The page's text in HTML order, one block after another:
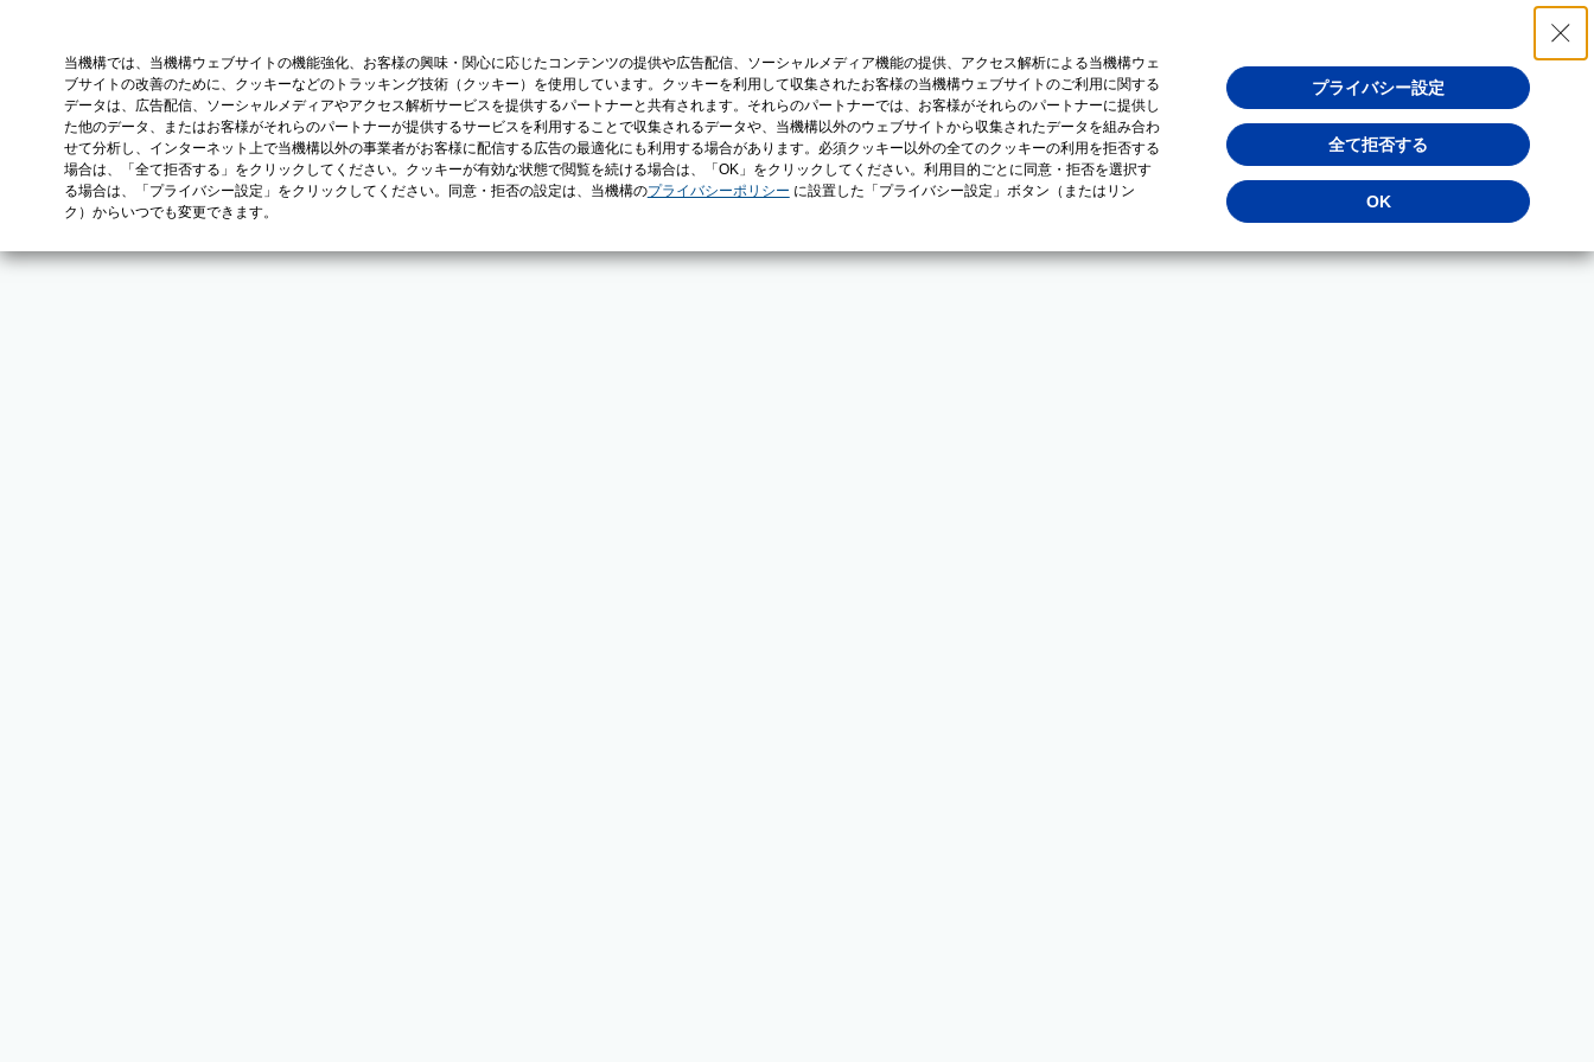
当機構では、当機構ウェブサイトの機能強化、お客様の興味・関心に応じたコンテンツの提供や広告配信、ソーシャルメディア機能の提供、アクセス解析による当機構ウェ
ブサイトの改善のために、クッキーなどのトラッキング技術（クッキー）を使用しています。クッキーを利用して収集されたお客様の当機構ウェブサイトのご利用に関する
データは、広告配信、ソーシャルメディアやアクセス解析サービスを提供するパートナーと共有されます。それらのパートナーでは、お客様がそれらのパートナーに提供し
た他のデータ、またはお客様がそれらのパートナーが提供するサービスを利用することで収集されるデータや、当機構以外のウェブサイトから収集されたデータを組み合わ
せて分析し、インターネット上で当機構以外の事業者がお客様に配信する広告の最適化にも利用する場合があります。必須クッキー以外の全てのクッキーの利用を拒否する
場合は、「全て拒否する」をクリックしてください。クッキーが有効な状態で閲覧を続ける場合は、「OK」をクリックしてください。利用目的ごとに同意・拒否を選択す
る場合は、「プライバシー設定」をクリックしてください。同意・拒否の設定は、当機構のプライバシーポリシー に設置した「プライバシー設定」ボタン（またはリン
ク）からいつでも変更できます。
プライバシー設定
全て拒否する
OK